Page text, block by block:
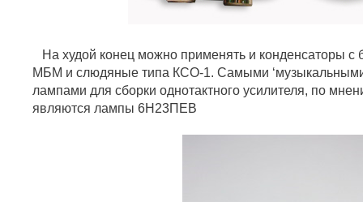
На худой конец можно применять и конденсаторы с
МБМ и слюдяные типа КСО-1. Самыми
лампами для сборки однотактного усилителя, по
являются лампы 6Н23ПЕВ